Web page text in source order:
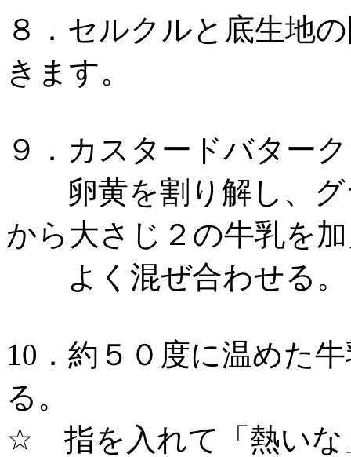
８．セルクルと底生地
きます。
９．カスタードバター
卵黄を割り解し、グ
から大さじ２の牛乳を
よく混ぜ合わせる。
10．約５０度に温めた
る。
☆ 指を入れて「熱いな